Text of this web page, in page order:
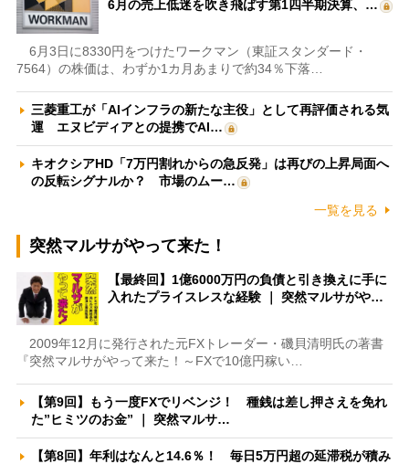
6月の売上低迷を吹き飛ばす第1四半期決算、…
6月3日に8330円をつけたワークマン（東証スタンダード・
7564）の株価は、わずか1カ月あまりで約34％下落…
三菱重工が「AIインフラの新たな主役」として再評価される気
運 エヌビディアとの提携でAI…
キオクシアHD「7万円割れからの急反発」は再びの上昇局面へ
の反転シグナルか？ 市場のムー…
一覧を見る
突然マルサがやって来た！
【最終回】1億6000万円の負債と引き換えに手に
入れたプライスレスな経験 ｜ 突然マルサがや…
2009年12月に発行された元FXトレーダー・磯貝清明氏の著書
『突然マルサがやって来た！～FXで10億円稼い…
【第9回】もう一度FXでリベンジ！ 種銭は差し押さえを免れ
た”ヒミツのお金” ｜ 突然マルサ…
【第8回】年利はなんと14.6％！ 毎日5万円超の延滞税が積み